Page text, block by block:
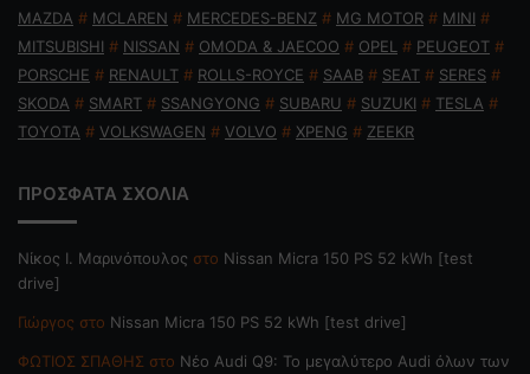
MAZDA # MCLAREN # MERCEDES-BENZ # MG MOTOR # MINI #
MITSUBISHI # NISSAN # OMODA & JAECOO # OPEL # PEUGEOT #
PORSCHE # RENAULT # ROLLS-ROYCE # SAAB # SEAT # SERES #
SKODA # SMART # SSANGYONG # SUBARU # SUZUKI # TESLA #
TOYOTA # VOLKSWAGEN # VOLVO # XPENG # ZEEKR
ΠΡΟΣΦΑΤΑ ΣΧΟΛΙΑ
Nίκος Ι. Mαρινόπουλος στο Nissan Micra 150 PS 52 kWh [test
drive]
Γιώργος στο Nissan Micra 150 PS 52 kWh [test drive]
ΦΩΤΙΟΣ ΣΠΑΘΗΣ στο Νέο Audi Q9: Το μεγαλύτερο Audi όλων των